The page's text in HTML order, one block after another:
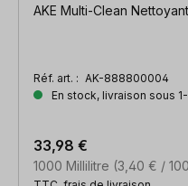
AKE Multi-Clean
Réf. art. : AK-888800004
En stock, livraison sous
1000 Millilitre (3,40 € /
33,98 €